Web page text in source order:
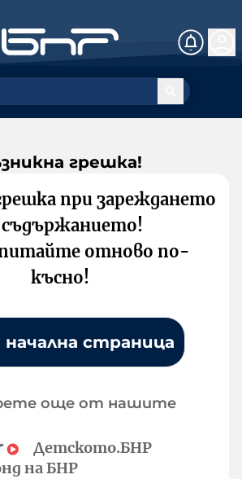
грешка!
при зареждането
съдържанието!
отново по-
късно!
начална страница
още от нашите
Детското.БНР
на БНР